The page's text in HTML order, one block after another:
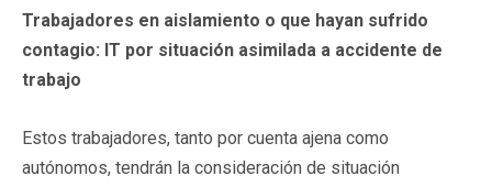
Trabajadores en aislamiento o que hayan sufrido
contagio: IT por situación asimilada a accidente de
trabajo
Estos trabajadores, tanto por cuenta ajena como
autónomos, tendrán la consideración de situación